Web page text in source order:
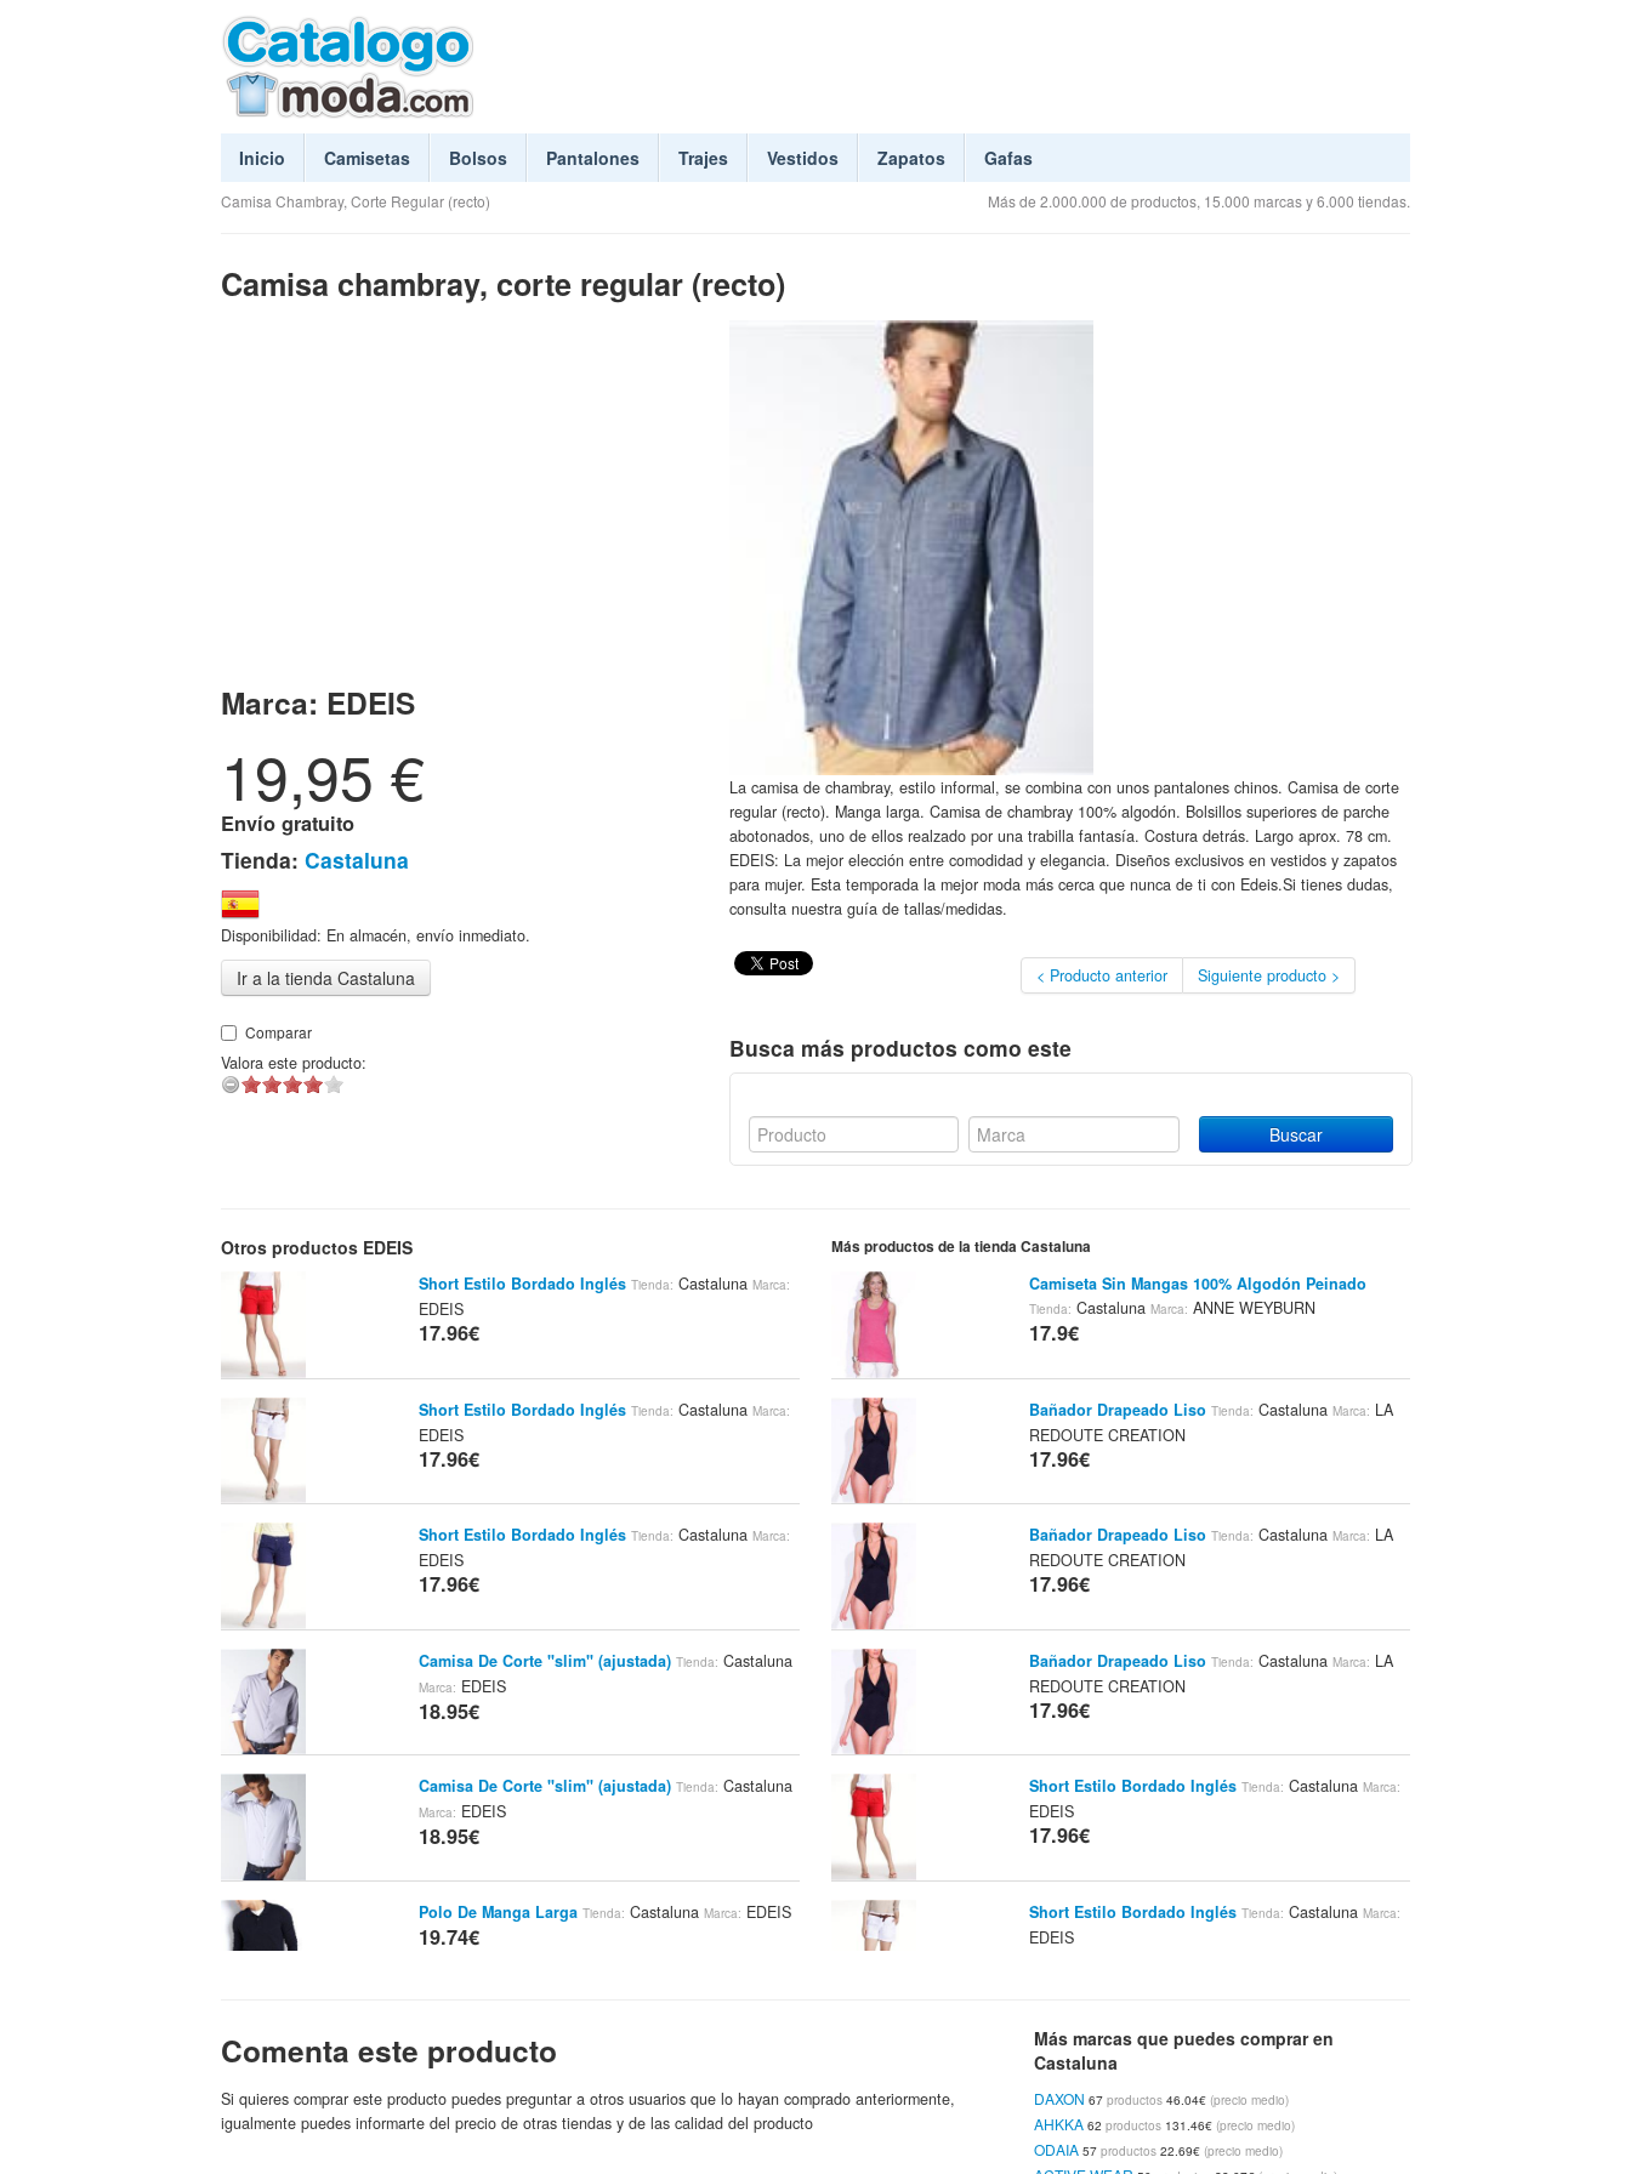
Inicio Camisetas Bolsos Pantalones Trajes Vestidos Zapatos Gafas
Camisa Chambray, Corte Regular (recto) Más de 2.000.000 de productos, 15.000 marcas y 6.000 tiendas.
Camisa chambray, corte regular (recto)
Marca: EDEIS
19,95 €
Envío gratuito
Tienda: Castaluna
Disponibilidad: En almacén, envío inmediato.
Ir a la tienda Castaluna
Comparar
Valora este producto:
La camisa de chambray, estilo informal, se combina con unos pantalones chinos. Camisa de corte
regular (recto). Manga larga. Camisa de chambray 100% algodón. Bolsillos superiores de parche
abotonados, uno de ellos realzado por una trabilla fantasía. Costura detrás. Largo aprox. 78 cm.
EDEIS: La mejor elección entre comodidad y elegancia. Diseños exclusivos en vestidos y zapatos
para mujer. Esta temporada la mejor moda más cerca que nunca de ti con Edeis.Si tienes dudas,
consulta nuestra guía de tallas/medidas.
< Producto anterior Siguiente producto >
Busca más productos como este
Otros productos EDEIS
Short Estilo Bordado Inglés Tienda: CastalunaMarca:
EDEIS
17.96€
Short Estilo Bordado Inglés Tienda: CastalunaMarca:
EDEIS
17.96€
Short Estilo Bordado Inglés Tienda: CastalunaMarca:
EDEIS
17.96€
Camisa De Corte "slim" (ajustada) Tienda: Castaluna
Marca: EDEIS
18.95€
Camisa De Corte "slim" (ajustada) Tienda: Castaluna
Marca: EDEIS
18.95€
Polo De Manga Larga Tienda: CastalunaMarca: EDEIS
19.74€
Polo De Manga Larga
19.74€
Más productos de la tienda Castaluna
Camiseta Sin Mangas 100% Algodón Peinado
Tienda: Castaluna Marca: ANNE WEYBURN
17.9€
Bañador Drapeado Liso Tienda: Castaluna Marca: LA
REDOUTE CREATION
17.96€
Bañador Drapeado Liso Tienda: Castaluna Marca: LA
REDOUTE CREATION
17.96€
Bañador Drapeado Liso Tienda: Castaluna Marca: LA
REDOUTE CREATION
17.96€
Short Estilo Bordado Inglés Tienda: Castaluna Marca:
EDEIS
17.96€
Short Estilo Bordado Inglés Tienda: Castaluna Marca:
EDEIS
Short Estilo Bordado Inglés Tienda:Castaluna
EDEIS
Bailarinas De Piel Con Tachuelas Pie Estándar
Comenta este producto
Si quieres comprar este producto puedes preguntar a otros usuarios que lo hayan comprado anteriormente,
igualmente puedes informarte del precio de otras tiendas y de las calidad del producto
Más marcas que puedes comprar en
Castaluna
DAXON 67productos 46.04€ (precio medio)
AHKKA 62productos 131.46€ (precio medio)
ODAIA 57productos 22.69€ (precio medio)